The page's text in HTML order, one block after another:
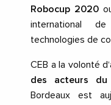
Robocup 2020
international
technologies de
CEB a la volonté
des acteurs du
Bordeaux est